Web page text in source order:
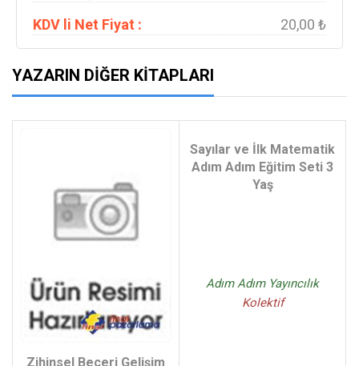
KDV li Net Fiyat :
20,00 ₺
YAZARIN DIĞER KITAPLARI
Zihinsel Beceri Gelişim
Sayılar ve İlk Matematik
Adım Adım Eğitim Seti 3
Yaş
Adım Adım Yayıncılık
Kolektif